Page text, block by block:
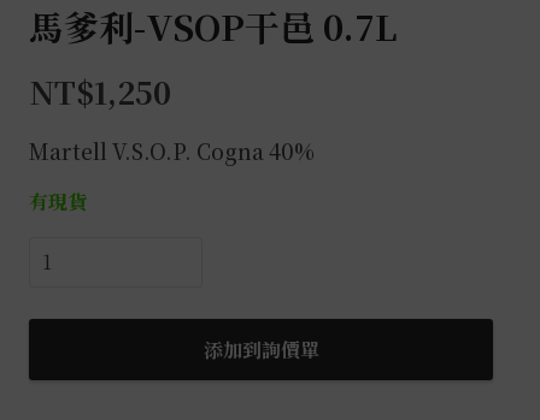
馬爹利-VSOP干邑 0.7L
NT$1,250
Martell V.S.O.P. Cogna 40%
有現貨
馬
利-
干
添加到詢價單